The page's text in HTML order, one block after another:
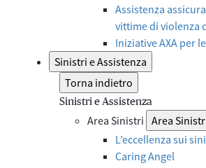
Assistenza
vittime di violenza
Iniziative AXA per
Sinistri e Assistenza
Torna indietro
Sinistri e Assistenza
Area Sinistri Area
L’eccellenza sui
Caring Angel